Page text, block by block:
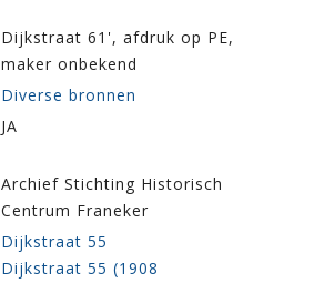
Dijkstraat 61', afdruk op PE,
maker onbekend
Diverse bronnen
JA
Archief Stichting Historisch
Centrum Franeker
Dijkstraat 55
Dijkstraat 55 (1908